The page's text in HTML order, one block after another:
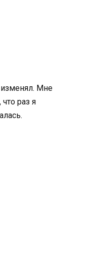
Мне
раз я